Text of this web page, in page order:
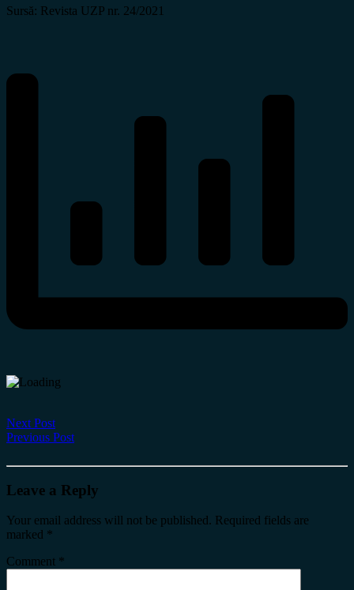
Sursă: Revista UZP nr. 24/2021
Next Post
Previous Post
Leave a Reply
Your email address will not be published. Required fields are
marked *
Comment *